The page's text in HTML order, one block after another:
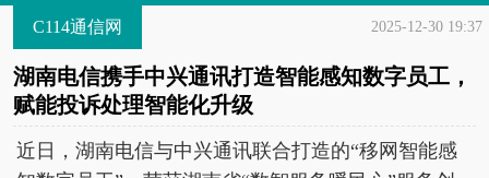
C114通信网 2025-12-30 19:37
湖南电信携手中兴通讯打造智能感知数字员工，
赋能投诉处理智能化升级
近日，湖南电信与中兴通讯联合打造的“移网智能感